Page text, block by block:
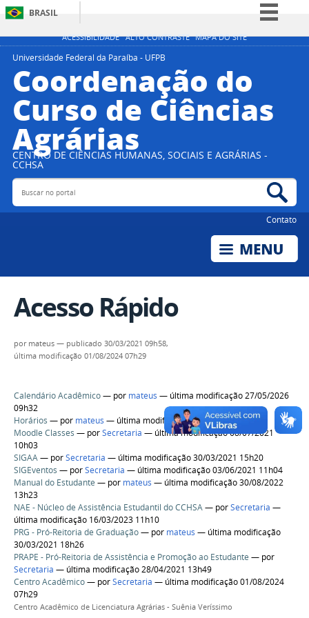
ACESSIBILIDADE ALTO CONTRASTE MAPA DO SITE
BRASIL
Simplifique!
Participe
Acesso à informação
Legislação
Universidade Federal da Paraíba - UFPB
Coordenação do
Curso de Ciências
Agrárias
CENTRO DE CIÊNCIAS HUMANAS, SOCIAIS E AGRÁRIAS -
CCHSA
Buscar no portal
Contato
Acesso Rápido
por mateus — publicado 30/03/2021 09h58,
última modificação 01/08/2024 07h29
Calendário Acadêmico— por mateus — última modificação 27/05/2026
09h32
Horários — por mateus — última modificação 30/09/2025 11h45
Moodle Classes — porSecretaria — última modificação 08/07/2021
10h03
SIGAA— porSecretaria — última modificação 30/03/2021 15h20
SIGEventos — porSecretaria — última modificação 03/06/2021 11h04
Manual do Estudante — por mateus — última modificação 30/08/2022
13h23
NAE - Núcleo de Assistência Estudantil do CCHSA— porSecretaria —
última modificação 16/03/2023 11h10
PRG - Pró-Reitoria de Graduação— por mateus — última modificação
30/03/2021 18h26
PRAPE - Pró-Reitoria de Assistência e Promoção ao Estudante — por
Secretaria — última modificação 28/04/2021 13h49
Centro Acadêmico— porSecretaria — última modificação 01/08/2024
07h29
Centro Acadêmico de Licenciatura Agrárias - Suênia Veríssimo